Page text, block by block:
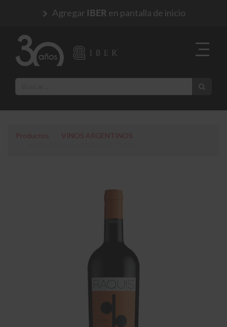
Agregar IBER en pantalla de inicio
Productos
VINOS ARGENTINOS